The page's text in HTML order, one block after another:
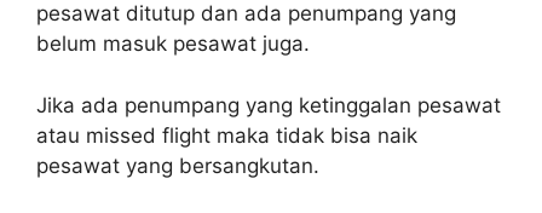
pesawat ditutup dan ada penumpang yang
belum masuk pesawat juga.
Jika ada penumpang yang ketinggalan pesawat
atau missed flight maka tidak bisa naik
pesawat yang bersangkutan.